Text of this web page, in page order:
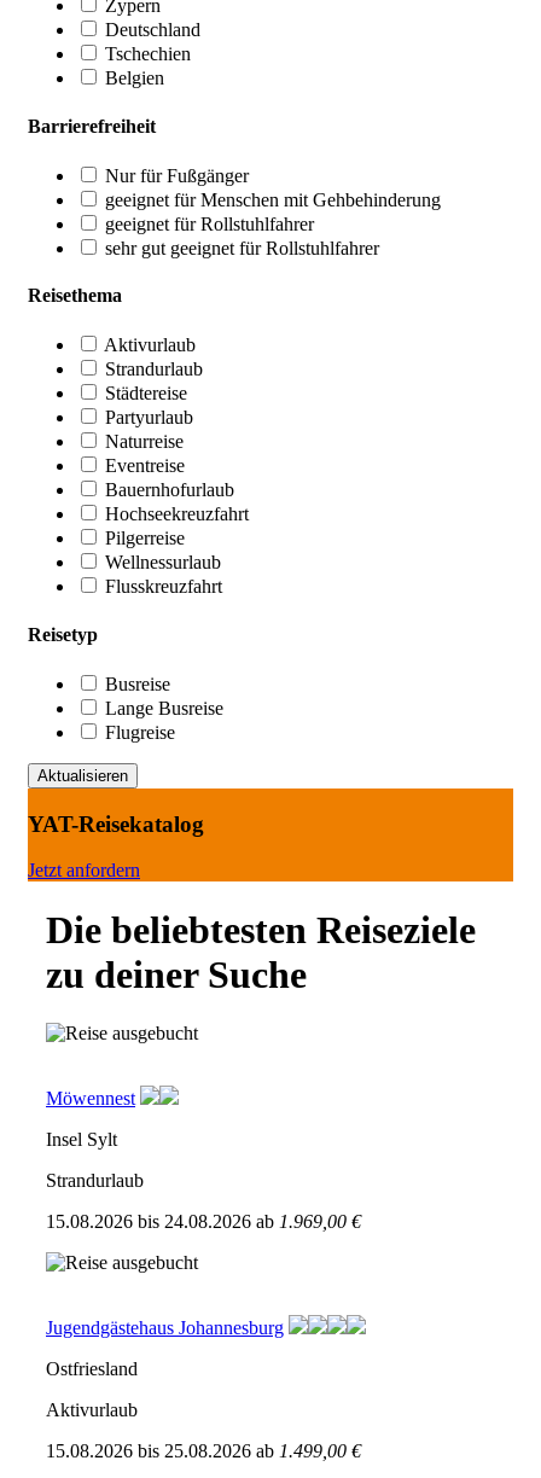
Zypern
Deutschland
Tschechien
Belgien
Barrierefreiheit
Nur für Fußgänger
geeignet für Menschen mit Gehbehinderung
geeignet für Rollstuhlfahrer
sehr gut geeignet für Rollstuhlfahrer
Reisethema
Aktivurlaub
Strandurlaub
Städtereise
Partyurlaub
Naturreise
Eventreise
Bauernhofurlaub
Hochseekreuzfahrt
Pilgerreise
Wellnessurlaub
Flusskreuzfahrt
Reisetyp
Busreise
Lange Busreise
Flugreise
YAT-Reisekatalog
Jetzt anfordern
Die beliebtesten Reiseziele
zu deiner Suche
Möwennest
Insel Sylt
Strandurlaub
15.08.2026 bis 24.08.2026 ab 1.969,00 €
Jugendgästehaus Johannesburg
Ostfriesland
Aktivurlaub
15.08.2026 bis 25.08.2026 ab 1.499,00 €